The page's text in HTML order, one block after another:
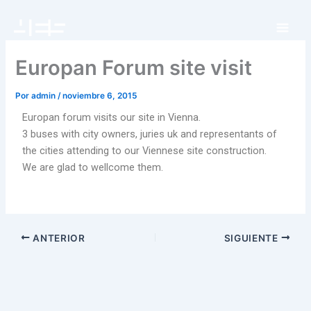
Europan Forum site visit
Poradmin/noviembre 6, 2015
Europan forum visits our site in Vienna.
3 buses with city owners, juries uk and representants of
the cities attending to our Viennese site construction.
We are glad to wellcome them.
ANTERIOR SIGUIENTE